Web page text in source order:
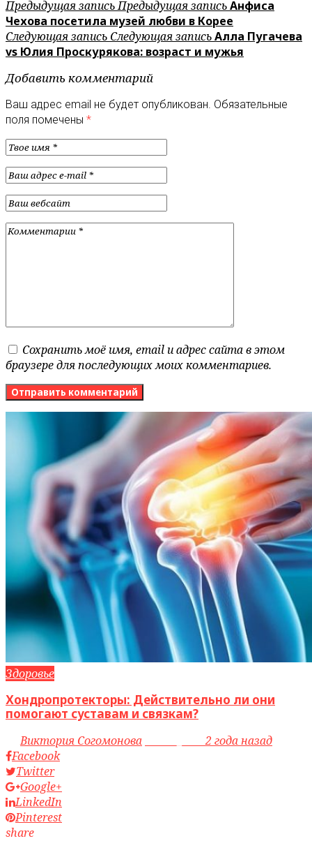
Предыдущая записьПредыдущая записьАнфиса
Чехова посетила музей любви в Корее
Следующая запись Следующая записьАлла Пугачева
vs Юлия Проскурякова: возраст и мужья
Добавить комментарий
Ваш адрес email не будет опубликован. Обязательные
поля помечены *
Сохранить моё имя, email и адрес сайта в этом
браузере для последующих моих комментариев.
Здоровье
Хондропротекторы: Действительно ли они
помогают суставам и связкам?
byВиктория Согомонова access_time2 года назад
Facebook
Twitter
Google+
LinkedIn
Pinterest
share